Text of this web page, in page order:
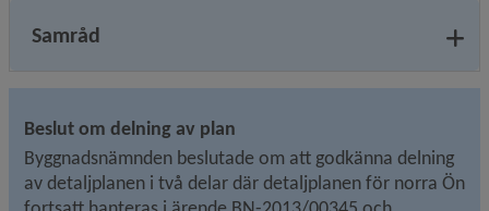
Samråd
Beslut om delning av plan
Byggnadsnämnden beslutade om att godkänna delning
av detaljplanen i två delar där detaljplanen för norra Ön